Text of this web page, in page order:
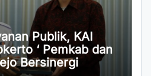
Publik, KAI
‘ Pemkab dan
Bersinergi